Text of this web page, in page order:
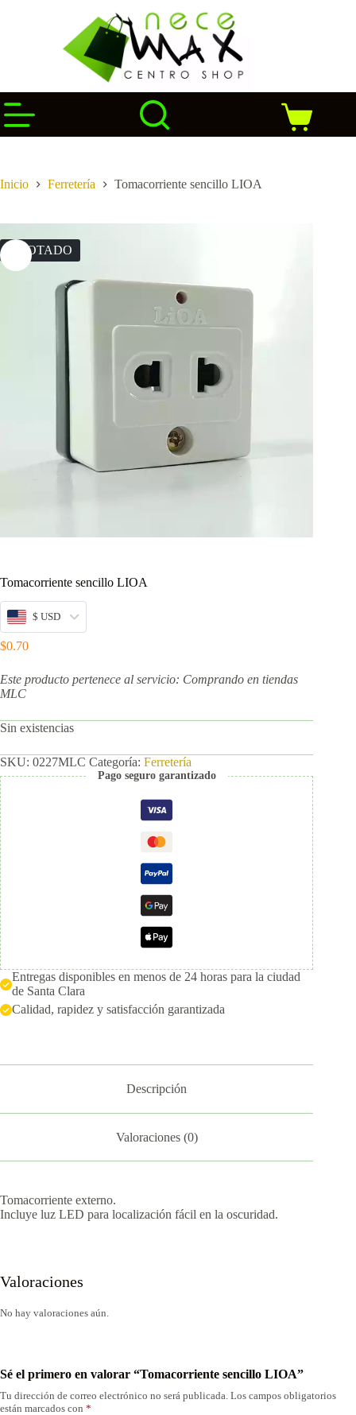
Carro
de
Inicio Ferretería Tomacorriente sencillo LIOA
AGOTADO
Tomacorriente sencillo LIOA
$ USD
$0.70
Este producto pertenece al servicio: Comprando en tiendas
MLC
Sin existencias
SKU: 0227MLC Categoría: Ferretería
Pago seguro garantizado
Entregas disponibles en menos de 24 horas para la ciudad
de Santa Clara
Calidad, rapidez y satisfacción garantizada
Descripción
Valoraciones (0)
Tomacorriente externo.
Incluye luz LED para localización fácil en la oscuridad.
Valoraciones
No hay valoraciones aún.
Sé el primero en valorar “Tomacorriente sencillo LIOA”
Tu dirección de correo electrónico no será publicada. Los campos obligatorios
están marcados con *